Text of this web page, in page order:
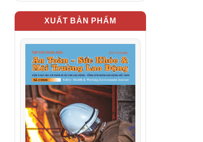
XUẤT BẢN PHẨM